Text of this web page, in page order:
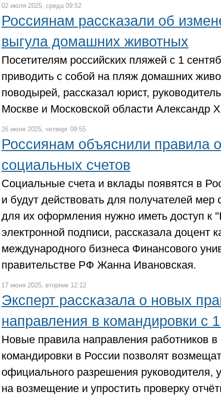
02 июля 2025, среда 09:52
Россиянам рассказали об
выгула домашних животных
Посетителям российских пляжей с 1
приводить с собой на пляж домашних
поводырей, рассказал юрист,
Москве и Московской области Александр
26 июня 2025, четверг 09:55
Россиянам объяснили правила
социальных счетов
Социальные счета и вклады появятся в
и будут действовать для получателей
для их оформления нужно иметь доступ к
электронной подписи, рассказала доцент
международного бизнеса Финансового
правительстве РФ Жанна Ивановская.
17 июня 2025, вторник 12:12
Эксперт рассказала о новых
направления в командировки с
Новые правила направления работников
командировки в России позволят
официального разрешения руководителя,
на возмещение и упростить проверку